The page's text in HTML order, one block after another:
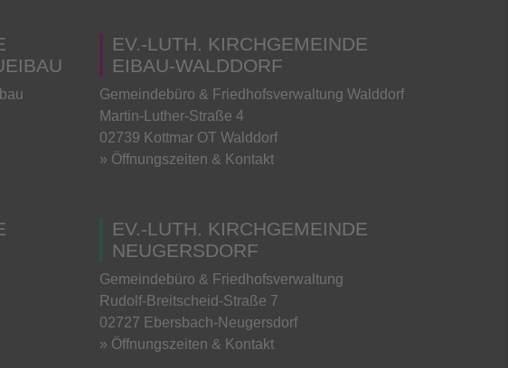
EV.-LUTH. KIRCHGEMEINDE
EIBAU-WALDDORF
Gemeindebüro & Friedhofsverwaltung Walddorf
Martin-Luther-Straße 4
02739 Kottmar OT Walddorf
» Öffnungszeiten & Kontakt
EV.-LUTH. KIRCHGEMEINDE
NEUGERSDORF
Gemeindebüro & Friedhofsverwaltung
Rudolf-Breitscheid-Straße 7
02727 Ebersbach-Neugersdorf
» Öffnungszeiten & Kontakt